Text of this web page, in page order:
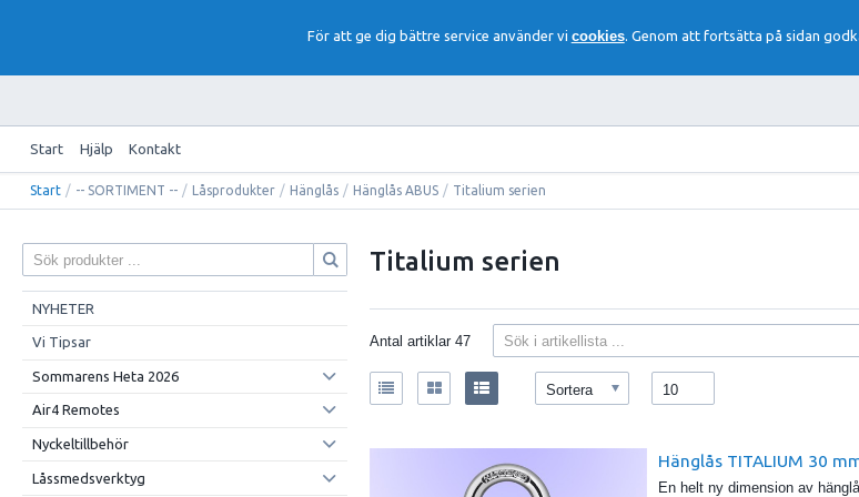
För att ge dig bättre service använder vi cookies. Genom att fortsätta på sidan
Start Hjälp Kontakt
Start / -- SORTIMENT -- / Låsprodukter / Hänglås / Hänglås ABUS / Titalium serien
NYHETER
Vi Tipsar
Sommarens Heta 2026
Air4 Remotes
Nyckeltillbehör
Låssmedsverktyg
Titalium serien
Antal artiklar47
Sortera 10
Hänglås TITALIUM 30
En helt ny dimension av